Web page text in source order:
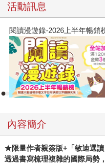
活動訊息
2026年8月金石堂強
內容簡介
★限量作者親簽版+「敏迪選
透過書寫梳理複雜的國際局勢